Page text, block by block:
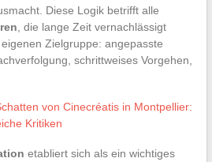
Diese Logik betrifft alle
, die lange Zeit vernachlässigt
Zielgruppe: angepasste
schrittweises Vorgehen,
von Cinecréatis in Montpellier:
Kritiken
etabliert sich als ein wichtiges